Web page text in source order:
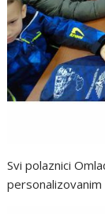
Svi polaznici
personalizovanim